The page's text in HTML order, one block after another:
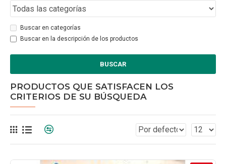
Buscar en categorías
Buscar en la descripción de los productos
BUSCAR
PRODUCTOS QUE SATISFACEN LOS
CRITERIOS DE SU BÚSQUEDA